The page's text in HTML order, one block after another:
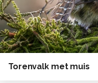
Torenvalk met muis